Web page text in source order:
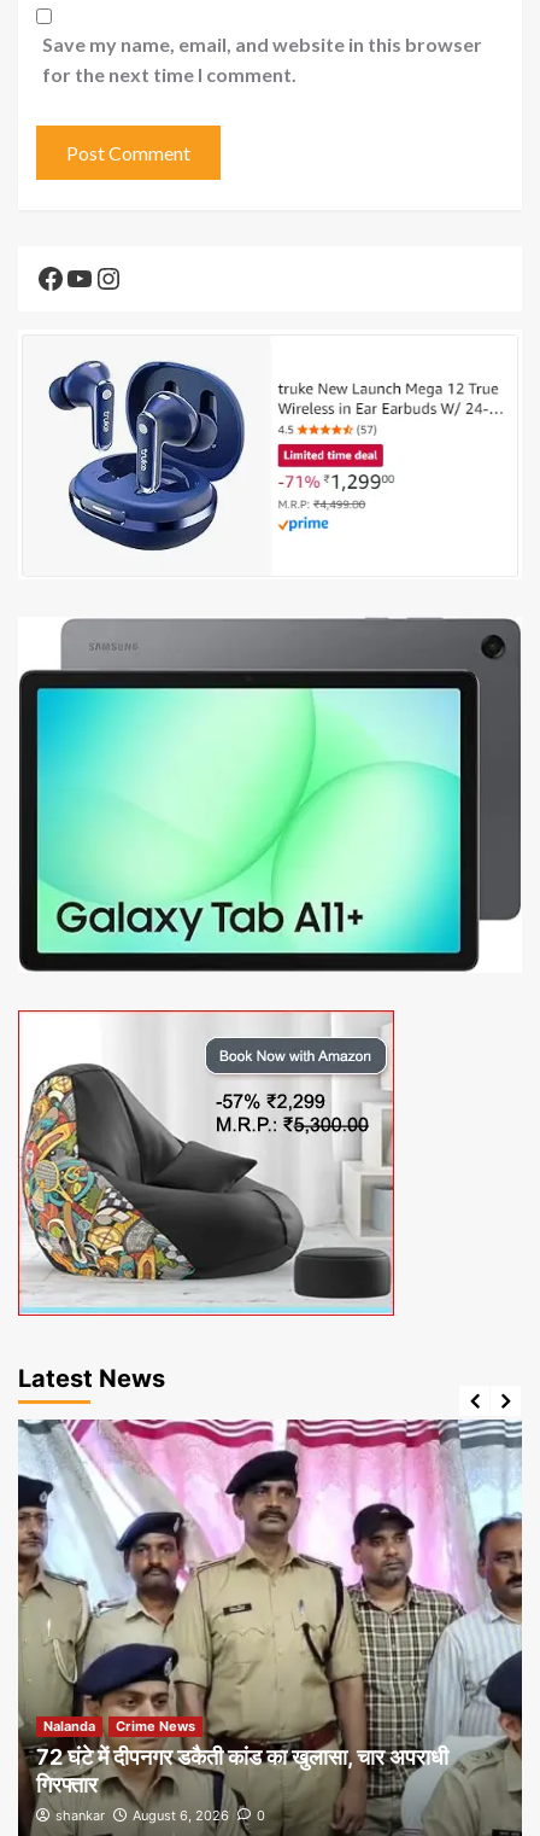
Save my name, email, and website in this browser
for the next time I comment.
Facebook
YouTube
Instagram
Latest News
Nalanda Crime News
72 घंटे में दीपनगर डकैती कांड का खुलासा, चार अपराधी
गिरफ्तार
shankar August 6, 2026 0